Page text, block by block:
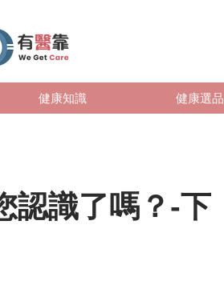
健康知識 健康選品
認識了嗎？-下